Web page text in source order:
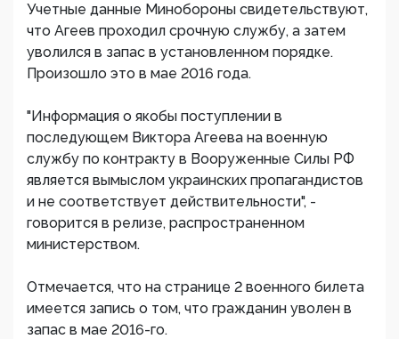
Учетные данные Минобороны свидетельствуют,
что Агеев проходил срочную службу, а затем
уволился в запас в установленном порядке.
Произошло это в мае 2016 года.
"Информация о якобы поступлении в
последующем Виктора Агеева на военную
службу по контракту в Вооруженные Силы РФ
является вымыслом украинских пропагандистов
и не соответствует действительности", -
говорится в релизе, распространенном
министерством.
Отмечается, что на странице 2 военного билета
имеется запись о том, что гражданин уволен в
запас в мае 2016-го.